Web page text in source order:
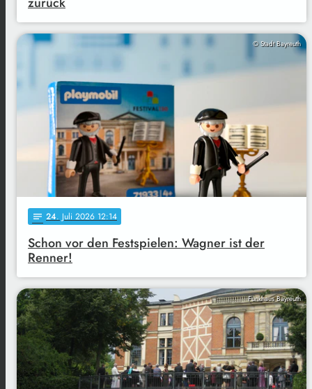
© Stadt Bayreuth
notes 24. Juli 2026 12:14
Schon vor den Festspielen: Wagner ist der
Renner!
Funkhaus Bayreuth